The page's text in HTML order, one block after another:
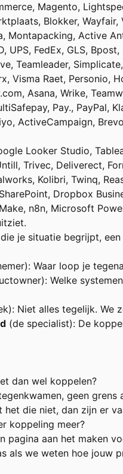
Magento,
Blokker, Wayfair,
Montapacking, Active
UPS, FedEx, GLS,
Teamleader,
Visma Raet, Personio,
Asana, Wrike,
Pay., PayPal,
ActiveCampaign,
Looker Studio,
Trivec, Deliverect,
Kolibri, Twinq,
Dropbox
n8n, Microsoft
je situatie begrijpt,
Waar loop je
Welke
Niet alles tegelijk.
(de specialist): De
dan wel koppelen?
geen
het die niet, dan zijn er
koppeling meer?
pagina aan het maken
als we weten hoe jouw